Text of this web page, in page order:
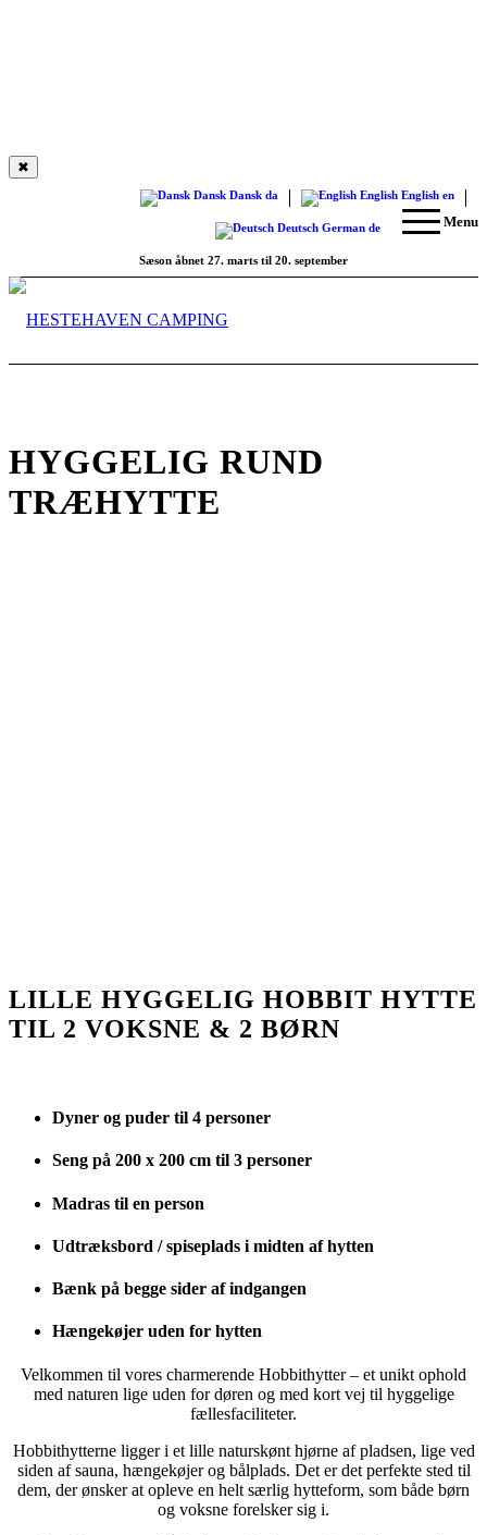
✖
Dansk Dansk da English English en
Deutsch German de
Sæson åbnet 27. marts til 20. september
Menu
HYGGELIG RUND
TRÆHYTTE
LILLE HYGGELIG HOBBIT HYTTE
TIL 2 VOKSNE & 2 BØRN
Dyner og puder til 4 personer
Seng på 200 x 200 cm til 3 personer
Madras til en person
Udtræksbord / spiseplads i midten af hytten
Bænk på begge sider af indgangen
Hængekøjer uden for hytten
Velkommen til vores charmerende Hobbithytter – et unikt ophold
med naturen lige uden for døren og med kort vej til hyggelige
fællesfaciliteter.
Hobbithytterne ligger i et lille naturskønt hjørne af pladsen, lige ved
siden af sauna, hængekøjer og bålplads. Det er det perfekte sted til
dem, der ønsker at opleve en helt særlig hytteform, som både børn
og voksne forelsker sig i.